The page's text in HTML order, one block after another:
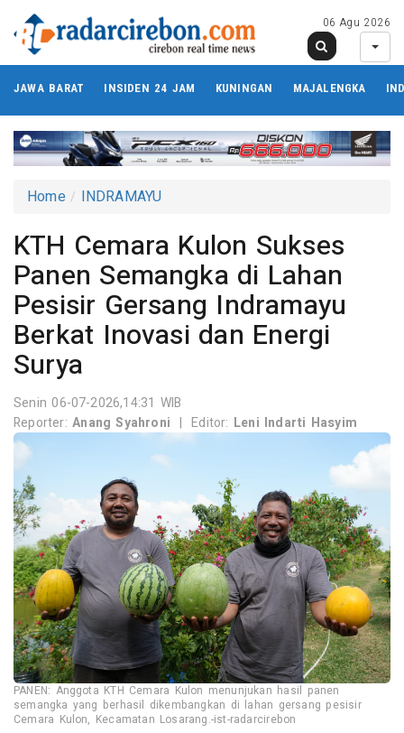
06 Agu 2026
JAWA BARAT INSIDEN 24 JAM KUNINGAN MAJALENGKA
Home INDRAMAYU
KTH Cemara Kulon Sukses
Panen Semangka di Lahan
Pesisir Gersang Indramayu
Berkat Inovasi dan Energi
Surya
Senin 06-07-2026,14:31 WIB
Reporter:Anang Syahroni | Editor: Leni Indarti Hasyim
PANEN: Anggota KTH Cemara Kulon menunjukan hasil panen
semangka yang berhasil dikembangkan di lahan gersang pesisir
Cemara Kulon, Kecamatan Losarang.-ist-radarcirebon